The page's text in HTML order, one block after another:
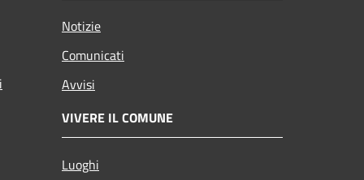
Notizie
Comunicati
Avvisi
VIVERE IL COMUNE
Luoghi